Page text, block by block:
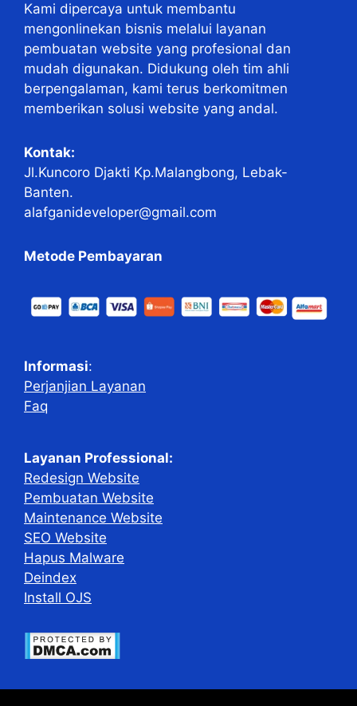
Kami dipercaya untuk membantu
mengonlinekan bisnis melalui layanan
pembuatan website yang profesional dan
mudah digunakan. Didukung oleh tim ahli
berpengalaman, kami terus berkomitmen
memberikan solusi website yang andal.
Kontak:
Jl.Kuncoro Djakti Kp.Malangbong, Lebak-
Banten.
alafganideveloper@gmail.com
Metode Pembayaran
Informasi:
Perjanjian Layanan
Faq
Layanan Professional:
Redesign Website
Pembuatan Website
Maintenance Website
SEO Website
Hapus Malware
Deindex
Install OJS